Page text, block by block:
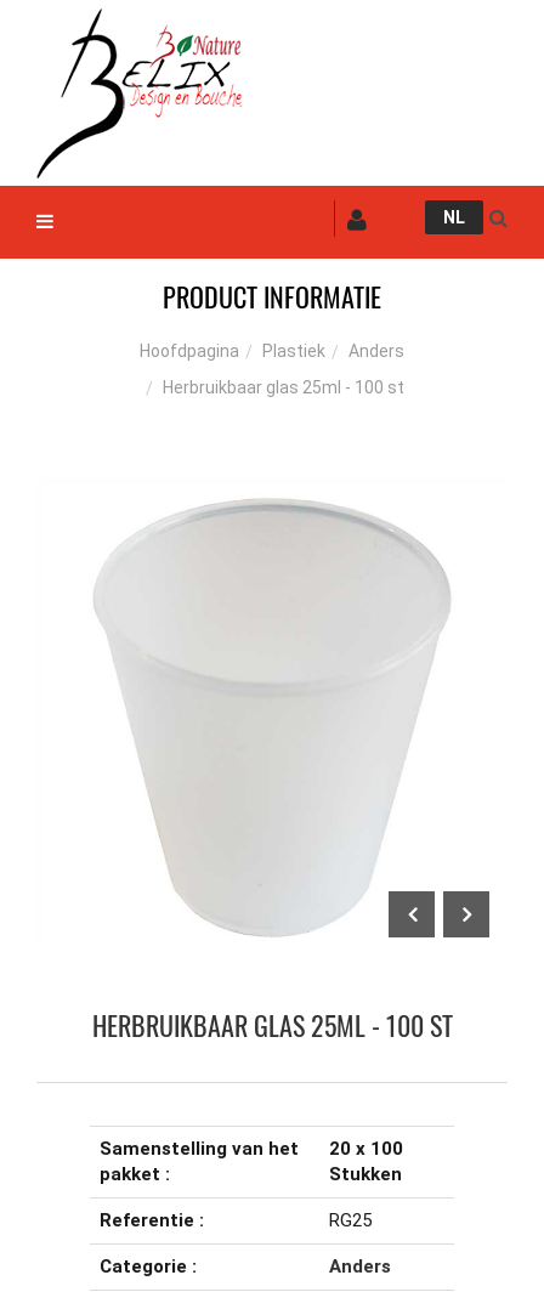
NL
PRODUCT INFORMATIE
Hoofdpagina Plastiek
Anders
Herbruikbaar glas 25ml - 100 st
HERBRUIKBAAR GLAS 25ML - 100 ST
Samenstelling van het
pakket :
20 x 100
Stukken
Referentie : RG25
Categorie : Anders